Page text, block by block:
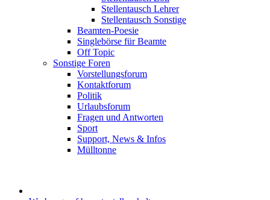
Stellentausch Lehrer
Stellentausch Sonstige
Beamten-Poesie
Singlebörse für Beamte
Off Topic
Sonstige Foren
Vorstellungsforum
Kontaktforum
Politik
Urlaubsforum
Fragen und Antworten
Sport
Support, News & Infos
Mülltonne